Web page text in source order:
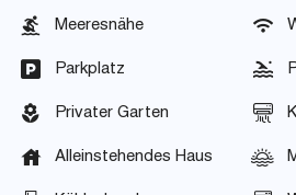
Meeresnähe
Parkplatz
Privater Garten
Alleinstehendes Haus